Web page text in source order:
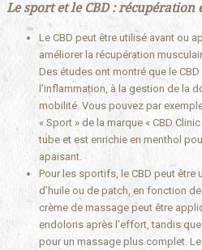
Le sport et le CBD : récupération
Le CBD peut être utilisé avant ou
améliorer la récupération
Des études ont montré que le
l’inflammation, à la gestion de la
mobilité. Vous pouvez par
« Sport » de la marque « CBD
tube et est enrichie en menthol
apaisant.
Pour les sportifs, le CBD peut
d’huile ou de patch, en fonction
crème de massage peut être
endoloris après l’effort, tandis
pour un massage plus complet.